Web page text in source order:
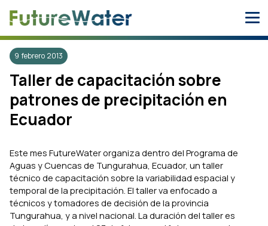
9 febrero 2013
Taller de capacitación sobre
patrones de precipitación en
Ecuador
Este mes FutureWater organiza dentro del Programa de
Aguas y Cuencas de Tungurahua, Ecuador, un taller
técnico de capacitación sobre la variabilidad espacial y
temporal de la precipitación. El taller va enfocado a
técnicos y tomadores de decisión de la provincia
Tungurahua, y a nivel nacional. La duración del taller es